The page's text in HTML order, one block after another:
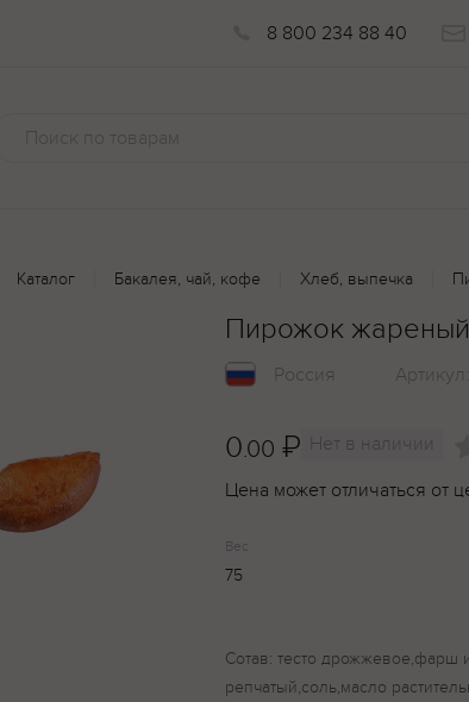
8 800 234 88 40
Каталог Бакалея, чай, кофе Хлеб, выпечка
Пирожок
Россия Артикул:
0.00 ₽ Нет в наличии
Цена может отличаться от
Вес
75
Сотав: тесто дрожжевое,фарш
репчатый,соль,масло